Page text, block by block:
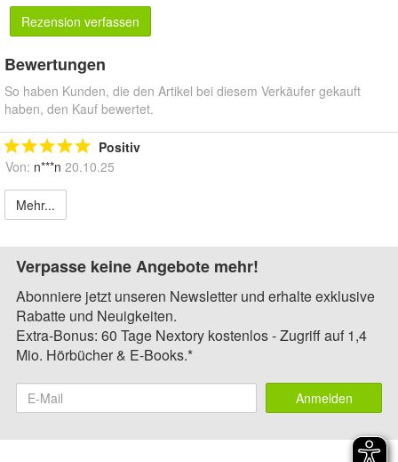
Rezension verfassen
Bewertungen
So haben Kunden, die den Artikel bei diesem Verkäufer gekauft
haben, den Kauf bewertet.
Positiv
Von: n***n 20.10.25
Mehr...
Verpasse keine Angebote mehr!
Abonniere jetzt unseren Newsletter und erhalte exklusive
Rabatte und Neuigkeiten.
Extra-Bonus: 60 Tage Nextory kostenlos - Zugriff auf 1,4
Mio. Hörbücher & E-Books.*
Anmelden